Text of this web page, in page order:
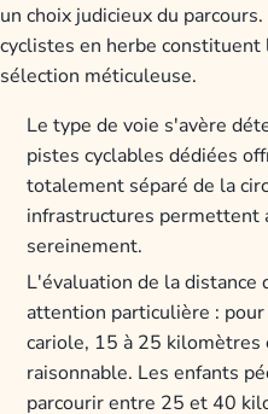
un choix judicieux du
cyclistes en herbe
sélection méticuleuse.
Le type de voie s'avère
pistes cyclables dédiées
totalement séparé de la
infrastructures permettent
sereinement.
L'évaluation de la
attention particulière :
cariole, 15 à 25
raisonnable. Les enfants
parcourir entre 25 et 40